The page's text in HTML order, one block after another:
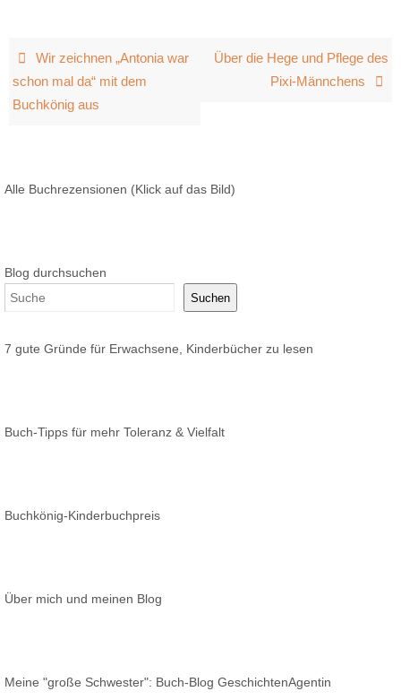
Wir zeichnen „Antonia war
schon mal da“ mit dem
Buchkönig aus
Über die Hege und Pflege des
Pixi-Männchens
Alle Buchrezensionen (Klick auf das Bild)
Blog durchsuchen
Suchen
7 gute Gründe für Erwachsene, Kinderbücher zu lesen
Buch-Tipps für mehr Toleranz & Vielfalt
Buchkönig-Kinderbuchpreis
Über mich und meinen Blog
Meine "große Schwester": Buch-Blog GeschichtenAgentin